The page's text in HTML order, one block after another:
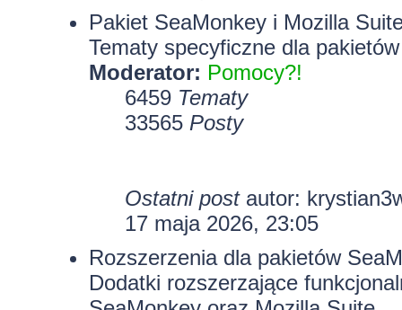
Pakiet SeaMonkey i Mozilla
Tematy specyficzne dla
Moderator: Pomocy?!
6459 Tematy
33565 Posty
Ostatni postautor:
17 maja 2026, 23:05
Rozszerzenia dla pakietów
Dodatki rozszerzające